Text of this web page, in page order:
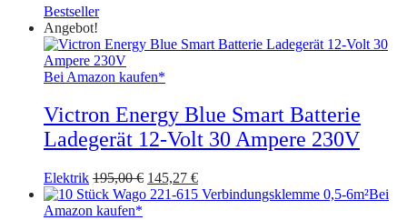
Bestseller
Angebot!
Bei Amazon kaufen*
Victron Energy Blue Smart Batterie
Ladegerät 12-Volt 30 Ampere 230V
Elektrik 195,00€ Ursprünglicher
Preis
145,27 €Aktueller
Preis
Bei
Amazon kaufen*